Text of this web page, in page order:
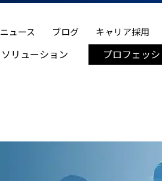
ソリューション プロフェッ
ニュース ブログ キャリア採用